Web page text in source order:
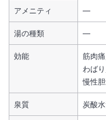
アメニティ ―
湯の種類 ―
効能
筋肉
わば
慢性
泉質 炭酸